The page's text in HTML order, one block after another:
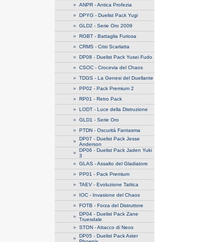
» ANPR - Antica Profezia
» DPYG - Duelist Pack Yugi
» GLD2 - Serie Oro 2009
» RGBT - Battaglia Furiosa
» CRMS - Crisi Scarlatta
» DP08 - Duelist Pack Yusei Fudo
» CSOC - Crocevia del Chaos
» TDGS - La Genesi del Duellante
» PP02 - Pack Premium 2
» RP01 - Retro Pack
» LODT - Luce della Distruzione
» GLD1 - Serie Oro
» PTDN - Oscurità Fantasma
» DP07 - Duelist Pack Jesse
Anderson
» DP06 - Duelist Pack Jaden Yuki
3
» GLAS - Assalto del Gladiatore
» PP01 - Pack Premium
» TAEV - Evoluzione Tattica
» IOC - Invasione del Chaos
» FOTB - Forza del Distruttore
» DP04 - Duelist Pack Zane
Truesdale
» STON - Attacco di Neos
» DP05 - Duelist Pack Aster